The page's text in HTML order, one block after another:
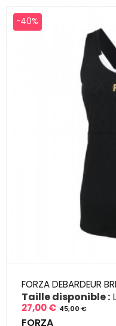
FORZA DEBARDEUR
Prix
27,00 €
Prix
45,00 €
Taille disponible : L
FORZA
-40%